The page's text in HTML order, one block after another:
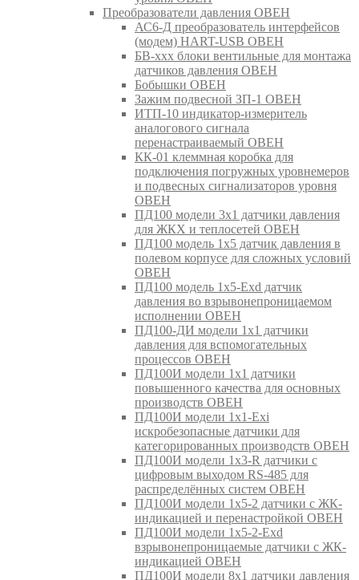
Преобразователи давления ОВЕН
АС6-Д преобразователь интерфейсов
(модем) HART-USB ОВЕН
БВ-ххх блоки вентильные для монтажа
датчиков давления ОВЕН
Бобышки ОВЕН
Зажим подвесной ЗП-1 ОВЕН
ИТП-10 индикатор-измеритель
аналогового сигнала
перенастраиваемый ОВЕН
КК-01 клеммная коробка для
подключения погружных уровнемеров
и подвесных сигнализаторов уровня
ОВЕН
ПД100 модели 3х1 датчики давления
для ЖКХ и теплосетей ОВЕН
ПД100 модель 1х5 датчик давления в
полевом корпусе для сложных условий
ОВЕН
ПД100 модель 1х5-Exd датчик
давления во взрывонепроницаемом
исполнении ОВЕН
ПД100-ДИ модели 1х1 датчики
давления для вспомогательных
процессов ОВЕН
ПД100И модели 1х1 датчики
повышенного качества для основных
производств ОВЕН
ПД100И модели 1х1-Exi
искробезопасные датчики для
категорированных производств ОВЕН
ПД100И модели 1х3-R датчики с
цифровым выходом RS-485 для
распределённых систем ОВЕН
ПД100И модели 1х5-2 датчики с ЖК-
индикацией и перенастройкой ОВЕН
ПД100И модели 1х5-2-Exd
взрывонепроницаемые датчики с ЖК-
индикацией ОВЕН
ПД100И модели 8х1 датчики давления